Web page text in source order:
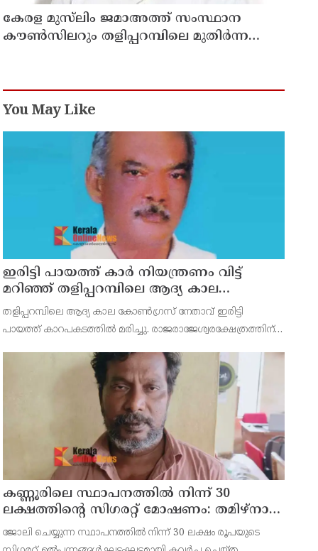
കേരള മുസ്‌ലിം ജമാഅത്ത് സംസ്ഥാന
കൗൺസിലറും തളിപ്പറമ്പിലെ മുതിർന്ന
You May Like
ഇരിട്ടി പായത്ത് കാർ നിയന്ത്രണം വിട്ട്
മറിഞ്ഞ് തളിപ്പറമ്പിലെ ആദ്യ കാല
കോണ്‍ഗ്രസ് നേതാവ് മരിച്ചു
തളിപ്പറമ്പിലെ ആദ്യ കാല കോണ്‍ഗ്രസ് നേതാവ് ഇരിട്ടി
പായത്ത് കാറപകടത്തില്‍ മരിച്ചു. രാജരാജേശ്വരക്ഷേത്രത്തിന്
എം.കെ.കേശവനാ(74)ണ് മരിച്ചത്.
കണ്ണൂരിലെ സ്ഥാപനത്തിൽ നിന്ന് 30
ലക്ഷത്തിന്റെ സിഗരറ്റ് മോഷണം: തമിഴ്‌നാട്
സ്വദേശിയായ സെയിൽസ്മാൻ
തെങ്കാശിയിൽ പിടിയിൽ
ജോലി ചെയ്യുന്ന സ്ഥാപനത്തിൽ നിന്ന് 30 ലക്ഷം രൂപയുടെ